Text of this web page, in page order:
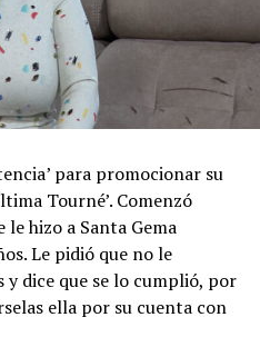
para promocionar su
Tourné’. Comenzó
hizo a Santa Gema
Le pidió que no le
y dice que se lo cumplió, por
ella por su cuenta con